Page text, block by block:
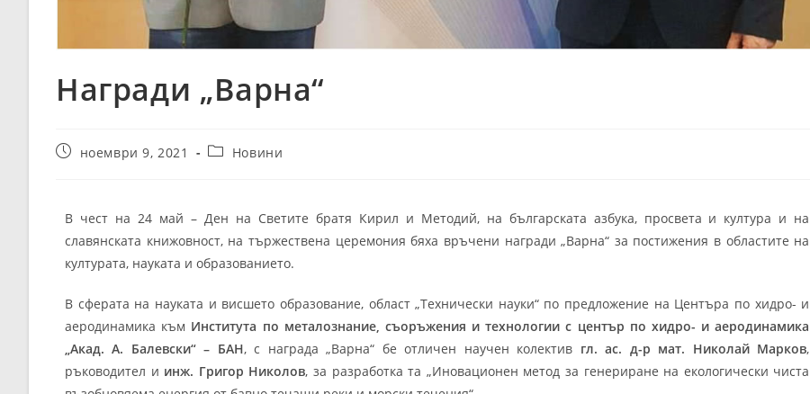
Награди „Варна“
ноември 9, 2021 Новини
В чест на 24 май – Ден на Светите братя Кирил и Методий, на българската азбука, просвета и култура и на
славянската книжовност, на тържествена церемония бяха връчени награди „Варна“ за постижения в областите на
културата, науката и образованието.
В сферата на науката и висшето образование, област „Технически науки“ по предложение на Центъра по хидро- и
аеродинамика към Института по металознание, съоръжения и технологии с център по хидро- и аеродинамика
„Акад. А. Балевски“ – БАН, с награда „Варна“ бе отличен научен колектив гл. ас. д-р мат. Николай Марков,
ръководител и инж. Григор Николов, за разработка та „Иновационен метод за генериране на екологически чиста